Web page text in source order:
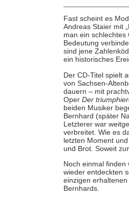
Fast scheint es
Andreas Staier mit
man ein
Bedeutung
sind jene
ein historisches
Der CD-Titel spielt
von Sachsen-
dauern – mit
Oper Der
beiden Musiker
Bernhard (später
Letzterer war
verbreitet. Wie es
letzten Moment
und Brot. Soweit
Noch einmal
wieder entdeckten
einzigen
Bernhards.